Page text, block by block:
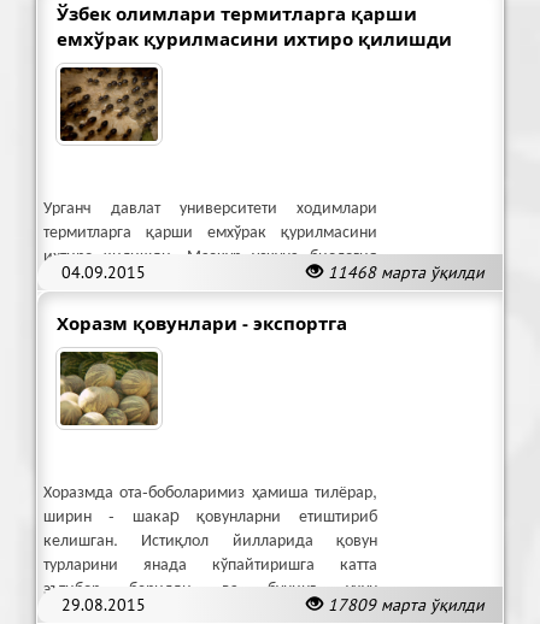
Ўзбек олимлари термитларга қарши
емхўрак қурилмасини ихтиро қилишди
04.09.2015 11468 марта ўқилди
Урганч давлат университети ходимлари
термитларга қарши емхўрак қурилмасини
ихтиро қилишди. Мазкур ускуна биология
соҳасида фойдаланиш учун мўлжалланган.
Хоразм қовунлари - экспортга
29.08.2015 17809 марта ўқилди
Хоразмда ота-боболаримиз ҳамиша тилёрар,
ширин - шакаp қовунларни етиштириб
келишган. Истиқлол йилларида қовун
турларини янада кўпайтиришга катта
эътибор берилди ва бунинг учун
имкониятлар, шароитлар яратилди.